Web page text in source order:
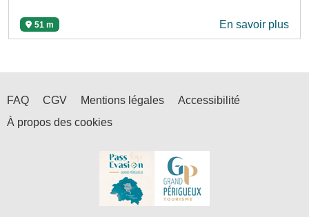
51 m En savoir plus
FAQ CGV Mentions légales
Accessibilité
À propos des cookies